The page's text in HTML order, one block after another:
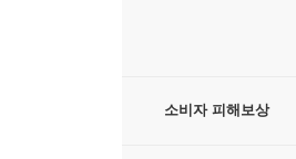
소비자 피해보상